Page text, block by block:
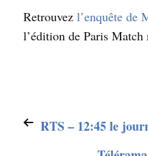
Retrouvez l’enquête de
l’édition de Paris Match
RTS – 12:45 le